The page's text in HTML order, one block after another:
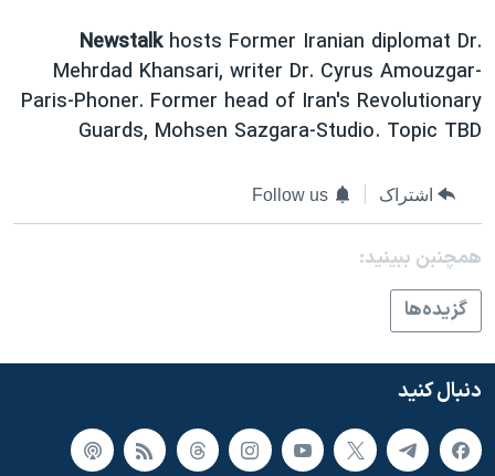
همایش محافظه‌کاران آمریکا «سی‌پک»
صفحه‌های ویژه
سفر پرزیدنت ترامپ به چین
Newstalkhosts Former Iranian diplomat Dr.
Mehrdad Khansari, writer Dr. Cyrus Amouzgar-
Paris-Phoner. Former head of Iran's Revolutionary
Guards, Mohsen Sazgara-Studio. Topic TBD
اشتراک Follow us
همچنبن ببینید:
گزيده‌ها
دنبال کنید